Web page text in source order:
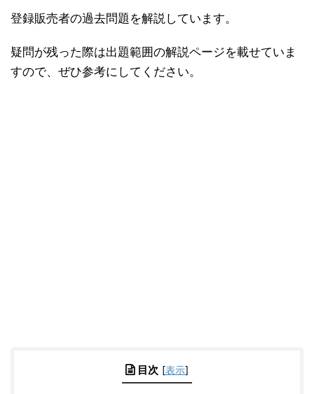
登録販売者の過去問題を解説しています。
疑問が残った際は出題範囲の解説ページを載せていま
すので、ぜひ参考にしてください。
目次 [表示]